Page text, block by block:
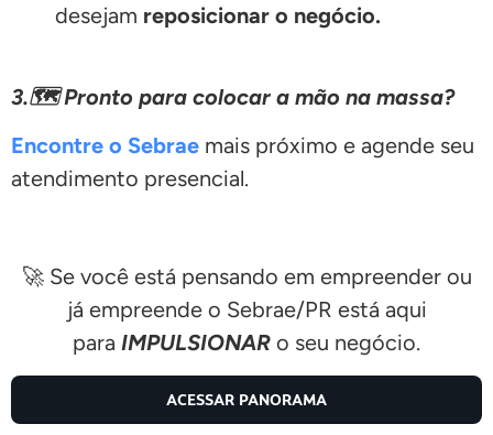
desejam reposicionar o negócio.
3.🗺️ Pronto para colocar a mão na massa?
Encontre o Sebrae mais próximo e agende seu
atendimento presencial.
🚀 Se você está pensando em empreender ou
já empreende o Sebrae/PR está aqui
para IMPULSIONAR o seu negócio.
ACESSAR PANORAMA